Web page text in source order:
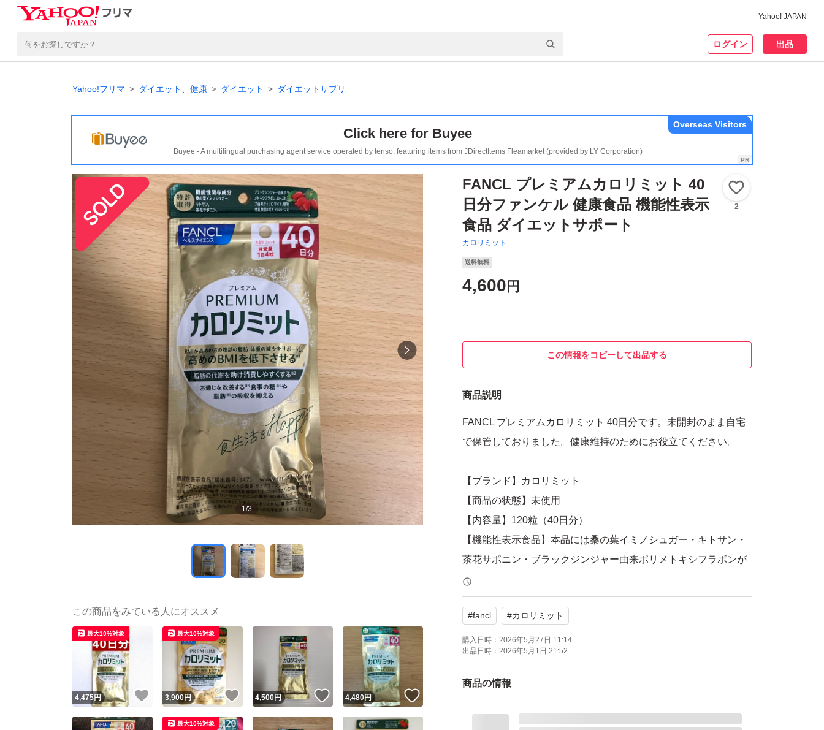
Yahoo! JAPAN
ログイン 出品
Yahoo!フリマ ダイエット、健康 ダイエット ダイエットサプリ
Click here for Buyee
Buyee - A multilingual purchasing agent service operated by tenso, featuring items from JDirectItems Fleamarket (provided by LY Corporation)
Overseas Visitors
1/3
FANCL プレミアムカロリミット 40
日分ファンケル 健康食品 機能性表示
食品 ダイエットサポート
カロリミット
2
送料無料
4,600 円
この情報をコピーして出品する
商品説明
FANCL プレミアムカロリミット 40日分です。未開封のまま自宅
で保管しておりました。健康維持のためにお役立てください。
【ブランド】カロリミット
【商品の状態】未使用
【内容量】120粒（40日分）
【機能性表示食品】本品には桑の葉イミノシュガー・キトサン・
茶花サポニン・ブラックジンジャー由来ポリメトキシフラボンが
含まれます。本品は、食事の糖や脂肪の吸収を抑え、食後の血糖
値と血中中性脂肪値の上昇を抑える機能があります。またブラッ
クジンジャー由来ポリメトキシフラボンは、脂肪を消費しやすく
する機能、お腹の脂肪を減らす機能が報告されています。
よろしくお願いいたします。--
性表示食品 ダイエットサポート
#fancl #カロリミット
購入日時： 2026年5月27日 11:14
出品日時： 2026年5月1日 21:52
商品の情報
この商品をみている人にオススメ
4,475円 いいね！
最大10%対象
3,900円 いいね！
最大10%対象
4,500円 いいね！
4,480円
最大10%対象